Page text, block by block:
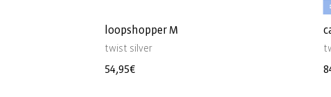
loopshopper M
twist silver
Normale
54,95€